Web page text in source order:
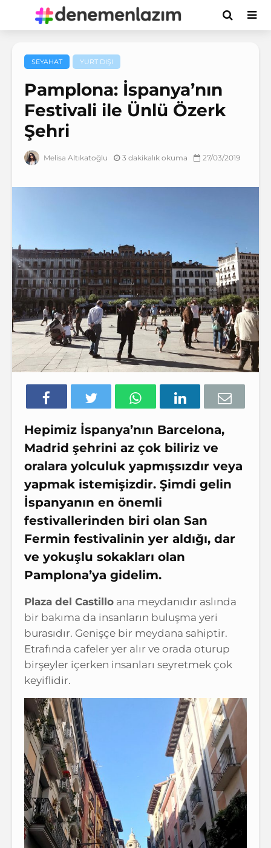
SEYAHAT YURT DIŞI
Pamplona: İspanya’nın
Festivali ile Ünlü Özerk
Şehri
Melisa Altıkatoğlu 3 dakikalık okuma 27/03/2019
Hepimiz İspanya’nın Barcelona,
Madrid şehrini az çok biliriz ve
oralara yolculuk yapmışsızdır veya
yapmak istemişizdir. Şimdi gelin
İspanyanın en önemli
festivallerinden biri olan San
Fermin festivalinin yer aldığı, dar
ve yokuşlu sokakları olan
Pamplona’ya gidelim.
Plaza del Castillo ana meydanıdır aslında
bir bakıma da insanların buluşma yeri
burasıdır. Genişçe bir meydana sahiptir.
Etrafında cafeler yer alır ve orada oturup
birşeyler içerken insanları seyretmek çok
keyiflidir.